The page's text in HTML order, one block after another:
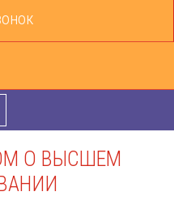
О ВЫСШЕМ